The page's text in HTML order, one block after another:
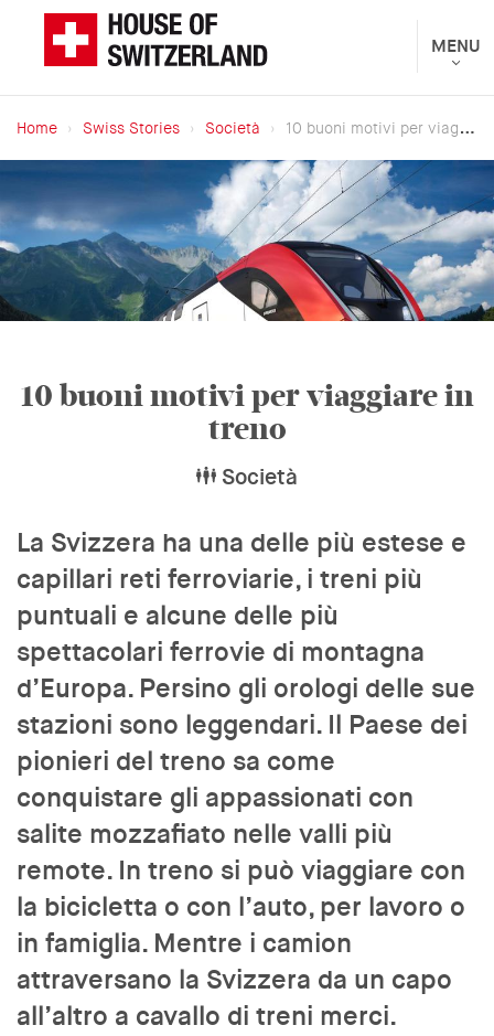
Salta
Presentato
dal
Dipartimento
federale
degli
affari
esteri
Toggle
MENU
Briciole
di
pane
Home Swiss Stories Società 10 buoni motivi per viaggiare in treno
10 buoni motivi per viaggiare in
treno
Società
La Svizzera ha una delle più estese e
capillari reti ferroviarie, i treni più
puntuali e alcune delle più
spettacolari ferrovie di montagna
d’Europa. Persino gli orologi delle sue
stazioni sono leggendari. Il Paese dei
pionieri del treno sa come
conquistare gli appassionati con
salite mozzafiato nelle valli più
remote. In treno si può viaggiare con
la bicicletta o con l’auto, per lavoro o
in famiglia. Mentre i camion
attraversano la Svizzera da un capo
all’altro a cavallo di treni merci.